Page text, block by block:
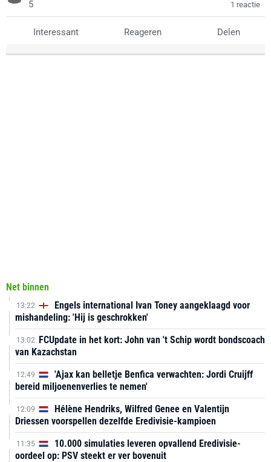
5 1 reactie
Interessant Reageren Delen
Net binnen
13:22
Engels international Ivan Toney aangeklaagd voor
mishandeling: 'Hij is geschrokken'
13:02 FCUpdate in het kort: John van 't Schip wordt bondscoach
van Kazachstan
12:49
'Ajax kan belletje Benfica verwachten: Jordi Cruijff
bereid miljoenenverlies te nemen'
12:09
Hélène Hendriks, Wilfred Genee en Valentijn
Driessen voorspellen dezelfde Eredivisie-kampioen
11:35
10.000 simulaties leveren opvallend Eredivisie-
oordeel op: PSV steekt er ver bovenuit